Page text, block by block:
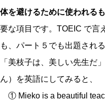
体を避けるために使われる
要な項目です。TOEIC で言
も、パート５でも出題され
「美枝子は、美しい先生だ
ん）を英語にしてみると、
① Mieko is a beautiful